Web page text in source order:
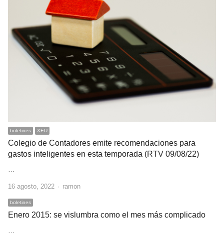
boletines XEU
Colegio de Contadores emite recomendaciones para
gastos inteligentes en esta temporada (RTV 09/08/22)
16 agosto, 2022 Author
ramon
boletines
Enero 2015: se vislumbra como el mes más complicado